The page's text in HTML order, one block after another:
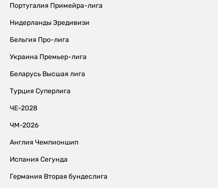
Португалия Примейра-лига
Нидерланды Эредивизи
Бельгия Про-лига
Украина Премьер-лига
Беларусь Высшая лига
Турция Суперлига
ЧЕ-2028
ЧМ-2026
Англия Чемпионшип
Испания Сегунда
Германия Вторая бундеслига